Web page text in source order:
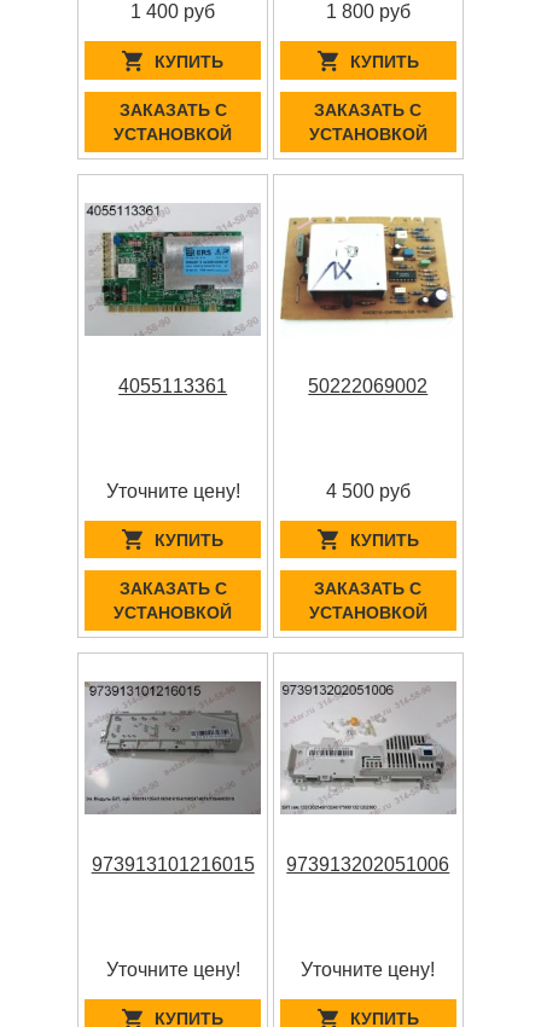
1 400 руб
КУПИТЬ
ЗАКАЗАТЬ С
УСТАНОВКОЙ
1 800 руб
КУПИТЬ
ЗАКАЗАТЬ С
УСТАНОВКОЙ
4055113361
Уточните цену!
КУПИТЬ
ЗАКАЗАТЬ С
УСТАНОВКОЙ
50222069002
4 500 руб
КУПИТЬ
ЗАКАЗАТЬ С
УСТАНОВКОЙ
973913101216015
Уточните цену!
КУПИТЬ
973913202051006
Уточните цену!
КУПИТЬ